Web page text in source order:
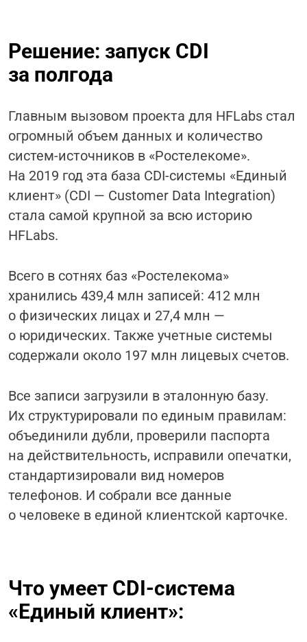
Решение: запуск CDI
за полгода
Главным вызовом проекта для HFLabs стал
огромный объем данных и количество
систем-источников в «Ростелекоме».
На 2019 год эта база CDI-системы «Единый
клиент» (СDI — Сustomer Data Integration)
стала самой крупной за всю историю
HFLabs.
Всего в сотнях баз «Ростелекома»
хранились 439,4 млн записей: 412 млн
о физических лицах и 27,4 млн —
о юридических. Также учетные системы
содержали около 197 млн лицевых счетов.
Все записи загрузили в эталонную базу.
Их структурировали по единым правилам:
объединили дубли, проверили паспорта
на действительность, исправили опечатки,
стандартизировали вид номеров
телефонов. И собрали все данные
о человеке в единой клиентской карточке.
Что умеет CDI-система
«Единый клиент»: